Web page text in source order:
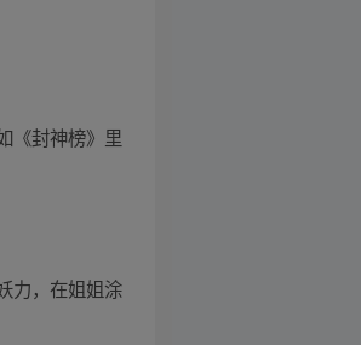
《封神榜》里
力，在姐姐涂